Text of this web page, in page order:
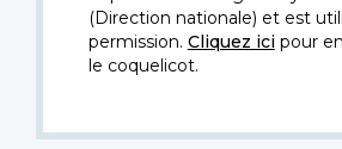
(Direction nationale) et est
permission. Cliquez icipour
le coquelicot.